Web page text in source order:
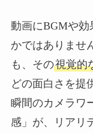
動画にBGMや効
かではありませ
も、その視覚的
どの面白さを提
瞬間のカメラワ
感」が、リアリ